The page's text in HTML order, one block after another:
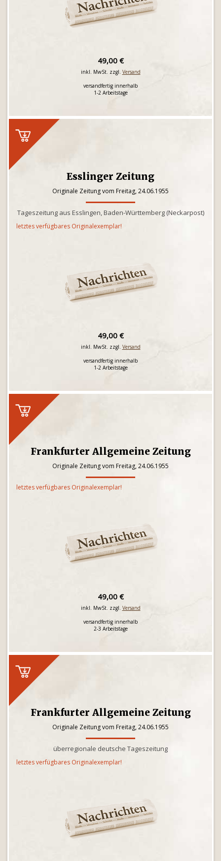
49,00 €
inkl. MwSt. zzgl. Versand
versandfertig innerhalb
1-2 Arbeitstage
Esslinger Zeitung
Originale Zeitung vom Freitag, 24.06.1955
Tageszeitung aus Esslingen, Baden-Württemberg (Neckarpost)
letztes verfügbares Originalexemplar!
49,00 €
inkl. MwSt. zzgl. Versand
versandfertig innerhalb
1-2 Arbeitstage
Frankfurter Allgemeine Zeitung
Originale Zeitung vom Freitag, 24.06.1955
letztes verfügbares Originalexemplar!
49,00 €
inkl. MwSt. zzgl. Versand
versandfertig innerhalb
2-3 Arbeitstage
Frankfurter Allgemeine Zeitung
Originale Zeitung vom Freitag, 24.06.1955
überregionale deutsche Tageszeitung
letztes verfügbares Originalexemplar!